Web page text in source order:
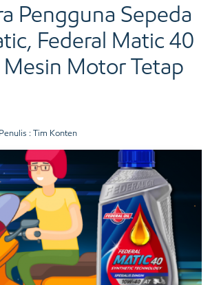
Pengguna Sepeda
Federal Matic 40
Mesin Motor Tetap
: Tim Konten